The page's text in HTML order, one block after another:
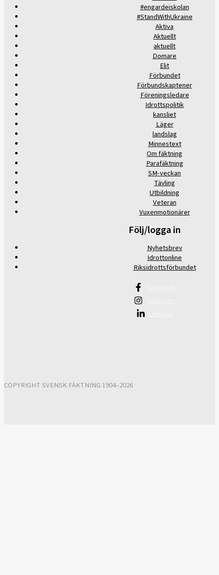
#engardeiskolan
#StandWithUkraine
Aktiva
Aktuellt
aktuellt
Domare
Elit
Förbundet
Förbundskaptener
Föreningsledare
Idrottspolitik
kansliet
Läger
landslag
Minnestext
Om fäktning
Parafäktning
SM-veckan
Tävling
Utbildning
Veteran
Vuxenmotionärer
Följ/logga in
Nyhetsbrev
Idrottonline
Riksidrottsförbundet
COPYRIGHT SVENSK FÄKTNING 1904–2026